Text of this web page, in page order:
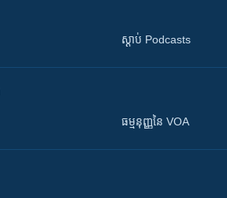
ស្តាប់ Podcasts
ធម្មនុញ្ញ​នៃ VOA